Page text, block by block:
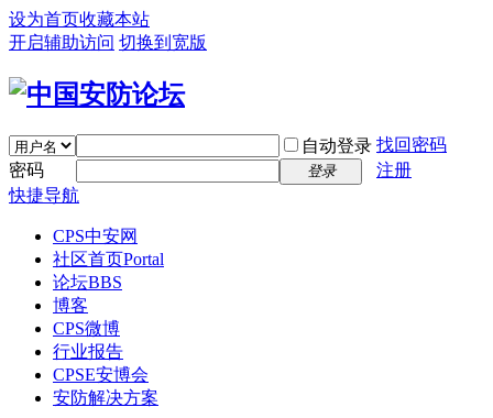
设为首页收藏本站
开启辅助访问 切换到宽版
自动登录 找回密码
密码
登录
注册
快捷导航
CPS中安网
社区首页Portal
论坛BBS
博客
CPS微博
行业报告
CPSE安博会
安防解决方案